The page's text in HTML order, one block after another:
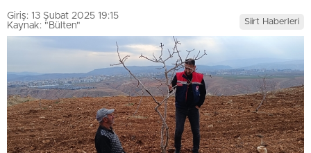
Giriş: 13 Şubat 2025 19:15
Kaynak: "Bülten"
Siirt Haberleri